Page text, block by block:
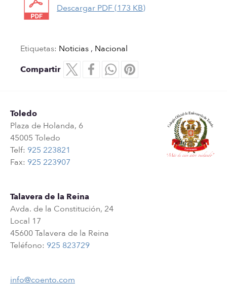
Descargar PDF (173 KB)
Etiquetas: Noticias , Nacional
Compartir
Toledo
Plaza de Holanda, 6
45005 Toledo
Telf: 925 223821
Fax: 925 223907
Talavera de la Reina
Avda. de la Constitución, 24
Local 17
45600 Talavera de la Reina
Teléfono: 925 823729
info@coento.com